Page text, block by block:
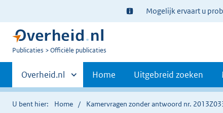
Ter
informatie:
Mogelijk ervaart u
U
Publicaties Officiële publicaties
Primaire
navigatie
Andere
sites
binnen
Overheid.nl Home Uitgebreid zoeken
U bent hier: Home Kamervragen zonder antwoord nr.